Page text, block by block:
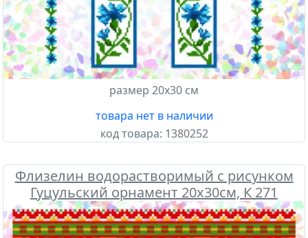
размер 20х30 см
товара нет в наличии
код товара: 1380252
Флизелин водорастворимый с рисунком
Гуцульский орнамент 20х30см, К 271
Confetti